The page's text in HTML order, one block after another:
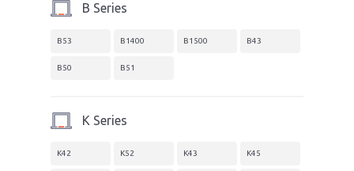
B Series
B53 B1400 B1500 B43
B50 B51
K Series
K42 K52 K43 K45